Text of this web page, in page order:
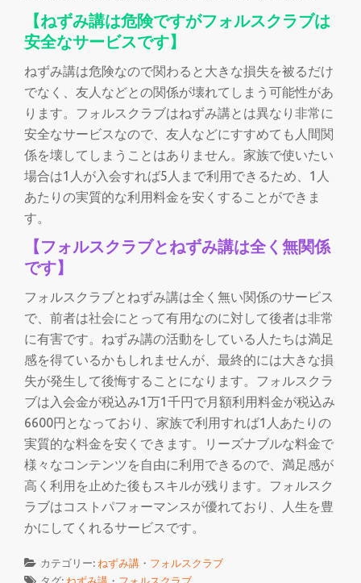
【ねずみ講は危険ですがフォルスクラブは
安全なサービスです】
ねずみ講は危険なので関わると大きな損失を被るだけ
でなく、友人などとの関係が壊れてしまう可能性があ
ります。フォルスクラブはねずみ講とは異なり非常に
安全なサービスなので、友人などにすすめても人間関
係を壊してしまうことはありません。家族で使いたい
場合は1人が入会すれば5人まで利用できるため、1人
あたりの実質的な利用料金を安くすることができま
す。
【フォルスクラブとねずみ講は全く無関係
です】
フォルスクラブとねずみ講は全く無い関係のサービス
で、前者は社会にとって有用なのに対して後者は非常
に有害です。ねずみ講の活動をしている人たちは満足
感を得ているかもしれませんが、最終的には大きな損
失が発生して後悔することになります。フォルスクラ
ブは入会金が税込み1万1千円で月額利用料金が税込み
6600円となっており、家族で利用すれば1人あたりの
実質的な料金を安くできます。リーズナブルな料金で
様々なコンテンツを自由に利用できるので、満足感が
高く利用を止めた後もスキルが残ります。フォルスク
ラブはコストパフォーマンスが優れており、人生を豊
かにしてくれるサービスです。
カテゴリー: ねずみ講 ・ フォルスクラブ
タグ: ねずみ講 ・ フォルスクラブ